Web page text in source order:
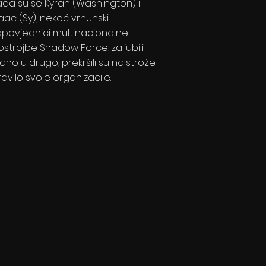
su se Kyrah (Washington) i
(Sy), nekoć vrhunski
multinacionalne
Shadow Force, zaljubili
u drugo, prekršili su najstrože
svoje organizacije.